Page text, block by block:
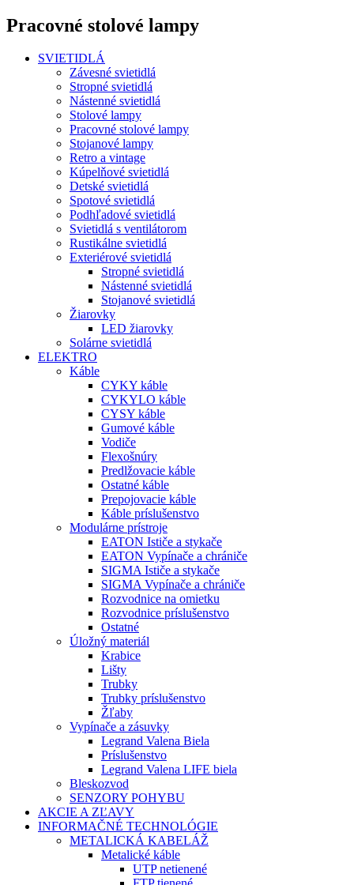
Pracovné stolové lampy
SVIETIDLÁ
Závesné svietidlá
Stropné svietidlá
Nástenné svietidlá
Stolové lampy
Pracovné stolové lampy
Stojanové lampy
Retro a vintage
Kúpelňové svietidlá
Detské svietidlá
Spotové svietidlá
Podhľadové svietidlá
Svietidlá s ventilátorom
Rustikálne svietidlá
Exteriérové svietidlá
Stropné svietidlá
Nástenné svietidlá
Stojanové svietidlá
Žiarovky
LED žiarovky
Solárne svietidlá
ELEKTRO
Káble
CYKY káble
CYKYLO káble
CYSY káble
Gumové káble
Vodiče
Flexošnúry
Predlžovacie káble
Ostatné káble
Prepojovacie káble
Káble príslušenstvo
Modulárne prístroje
EATON Ističe a stykače
EATON Vypínače a chrániče
SIGMA Ističe a stykače
SIGMA Vypínače a chrániče
Rozvodnice na omietku
Rozvodnice príslušenstvo
Ostatné
Úložný materiál
Krabice
Lišty
Trubky
Trubky príslušenstvo
Žľaby
Vypínače a zásuvky
Legrand Valena Biela
Príslušenstvo
Legrand Valena LIFE biela
Bleskozvod
SENZORY POHYBU
AKCIE A ZĽAVY
INFORMAČNÉ TECHNOLÓGIE
METALICKÁ KABELÁŽ
Metalické káble
UTP netienené